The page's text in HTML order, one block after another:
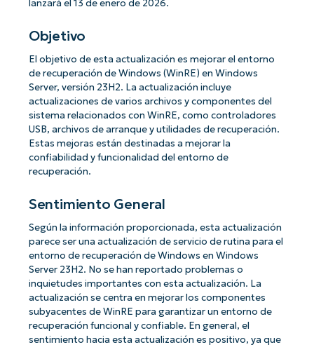
lanzará el 13 de enero de 2026.
Objetivo
El objetivo de esta actualización es mejorar el entorno
de recuperación de Windows (WinRE) en Windows
Server, versión 23H2. La actualización incluye
actualizaciones de varios archivos y componentes del
sistema relacionados con WinRE, como controladores
USB, archivos de arranque y utilidades de recuperación.
Estas mejoras están destinadas a mejorar la
confiabilidad y funcionalidad del entorno de
recuperación.
Sentimiento General
Según la información proporcionada, esta actualización
parece ser una actualización de servicio de rutina para el
entorno de recuperación de Windows en Windows
Server 23H2. No se han reportado problemas o
inquietudes importantes con esta actualización. La
actualización se centra en mejorar los componentes
subyacentes de WinRE para garantizar un entorno de
recuperación funcional y confiable. En general, el
sentimiento hacia esta actualización es positivo, ya que